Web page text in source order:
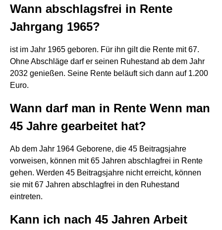
Wann abschlagsfrei in Rente
Jahrgang 1965?
ist im Jahr 1965 geboren. Für ihn gilt die Rente mit 67.
Ohne Abschläge darf er seinen Ruhestand ab dem Jahr
2032 genießen. Seine Rente beläuft sich dann auf 1.200
Euro.
Wann darf man in Rente Wenn man
45 Jahre gearbeitet hat?
Ab dem Jahr 1964 Geborene, die 45 Beitragsjahre
vorweisen, können mit 65 Jahren abschlagfrei in Rente
gehen. Werden 45 Beitragsjahre nicht erreicht, können
sie mit 67 Jahren abschlagfrei in den Ruhestand
eintreten.
Kann ich nach 45 Jahren Arbeit